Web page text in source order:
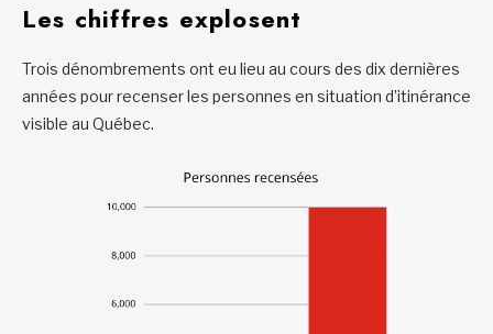
Les chiffres explosent
Trois dénombrements ont eu lieu au cours des dix dernières
années pour recenser les personnes en situation d’itinérance
visible au Québec.